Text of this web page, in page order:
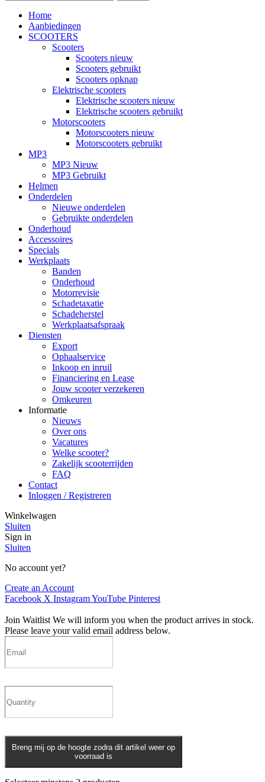
Home
Aanbiedingen
SCOOTERS
Scooters
Scooters nieuw
Scooters gebruikt
Scooters opknap
Elektrische scooters
Elektrische scooters nieuw
Elektrische scooters gebruikt
Motorscooters
Motorscooters nieuw
Motorscooters gebruikt
MP3
MP3 Nieuw
MP3 Gebruikt
Helmen
Onderdelen
Nieuwe onderdelen
Gebruikte onderdelen
Onderhoud
Accessoires
Specials
Werkplaats
Banden
Onderhoud
Motorrevisie
Schadetaxatie
Schadeherstel
Werkplaatsafspraak
Diensten
Export
Ophaalservice
Inkoop en inruil
Financiering en Lease
Jouw scooter verzekeren
Omkeuren
Informatie
Nieuws
Over ons
Vacatures
Welke scooter?
Zakelijk scooterrijden
FAQ
Contact
Inloggen / Registreren
Winkelwagen
Sluiten
Sign in
Sluiten
No account yet?
Create an Account
Facebook X InstagramYouTube Pinterest
Join Waitlist We will inform you when the product arrives in stock.
Please leave your valid email address below.
Breng mij op de hoogte zodra dit artikel weer op
voorraad is